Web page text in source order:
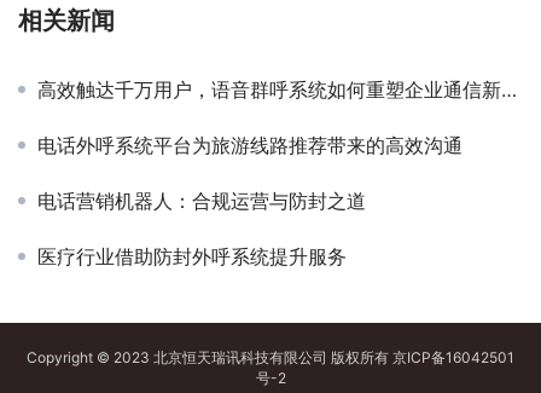
相关新闻
高效触达千万用户，语音群呼系统如何重塑企业通信新格局？
电话外呼系统平台为旅游线路推荐带来的高效沟通
电话营销机器人：合规运营与防封之道
医疗行业借助防封外呼系统提升服务
Copyright © 2023 北京恒天瑞讯科技有限公司 版权所有 京ICP备16042501
号-2